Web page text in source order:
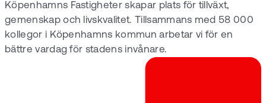
Köpenhamns Fastigheter skapar plats för tillväxt,
gemenskap och livskvalitet. Tillsammans med 58 000
kollegor i Köpenhamns kommun arbetar vi för en
bättre vardag för stadens invånare.